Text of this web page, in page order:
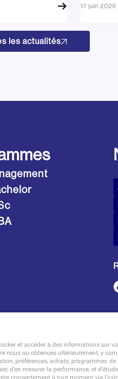
17 juin 2026
les actualités
et accéder à des informations sur
nous ou obtenues ultérieurement, y
préférences, achats, programmes
d'en mesurer la performance, et
consentement à tout moment via